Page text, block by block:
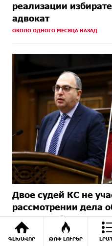
ԳԼԽԱՎՈՐ ԹՈՓ ԼՈՒՐԵՐ
реализации
адвокат
ОКОЛО ОДНОГО МЕСЯЦА НАЗАД
Двое судей КС не
рассмотрении дела
итогов выборов
2 МЕСЯЦЕВ НАЗАД